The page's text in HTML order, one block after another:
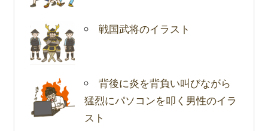
戦国武将のイラスト
背後に炎を背負い叫びながら
猛烈にパソコンを叩く男性のイラ
スト